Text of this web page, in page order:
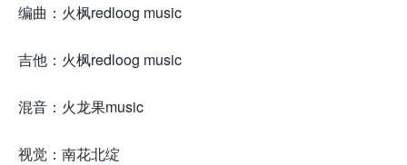
编曲：火枫redloog music
吉他：火枫redloog music
混音：火龙果music
视觉：南花北绽